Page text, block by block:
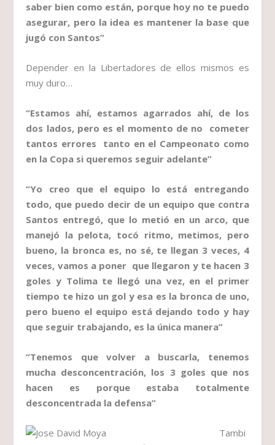
saber bien como están, porque hoy no te puedo
asegurar, pero la idea es mantener la base que
jugó con Santos”
Depender en la Libertadores de ellos mismos es
muy duro…
“Estamos ahí, estamos agarrados ahí, de los
dos lados, pero es el momento de no cometer
tantos errores tanto en el Campeonato como
en la Copa si queremos seguir adelante”
“Yo creo que el equipo lo está entregando
todo, que puedo decir de un equipo que contra
Santos entregó, que lo metió en un arco, que
manejó la pelota, tocó ritmo, metimos, pero
bueno, la bronca es, no sé, te llegan 3 veces, 4
veces, vamos a poner que llegaron y te hacen 3
goles y Tolima te llegó una vez, en el primer
tiempo te hizo un gol y esa es la bronca de uno,
pero bueno el equipo está dejando todo y hay
que seguir trabajando, es la única manera”
“Tenemos que volver a buscarla, tenemos
mucha desconcentración, los 3 goles que nos
hacen es porque estaba totalmente
desconcentrada la defensa”
Tambi